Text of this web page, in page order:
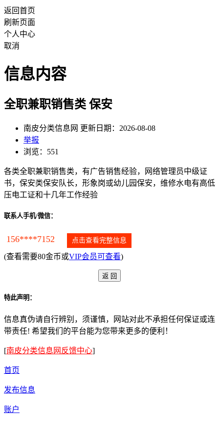
返回首页
刷新页面
个人中心
取消
信息内容
全职兼职销售类 保安
南皮分类信息网 更新日期：2026-08-08
举报
浏览：551
各类全职兼职销售类，有广告销售经验，网络管理员中级证
书，保安类保安队长，形象岗或幼儿园保安，维修水电有高低
压电工证和十几年工作经验
联系人手机/微信：
156****7152 点击查看完整信息
(查看需要80金币或VIP会员可查看)
特此声明：
信息真伪请自行辨别，须谨慎，网站对此不承担任何保证或连
带责任! 希望我们的平台能为您带来更多的便利！
[南皮分类信息网反馈中心]
首页
发布信息
账户